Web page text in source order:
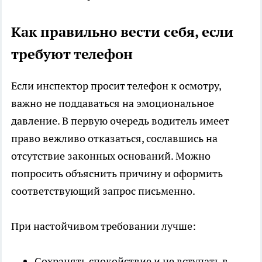
Как правильно вести себя, если
требуют телефон
Если инспектор просит телефон к осмотру,
важно не поддаваться на эмоциональное
давление. В первую очередь водитель имеет
право вежливо отказаться, сославшись на
отсутствие законных оснований. Можно
попросить объяснить причину и оформить
соответствующий запрос письменно.
При настойчивом требовании лучше: